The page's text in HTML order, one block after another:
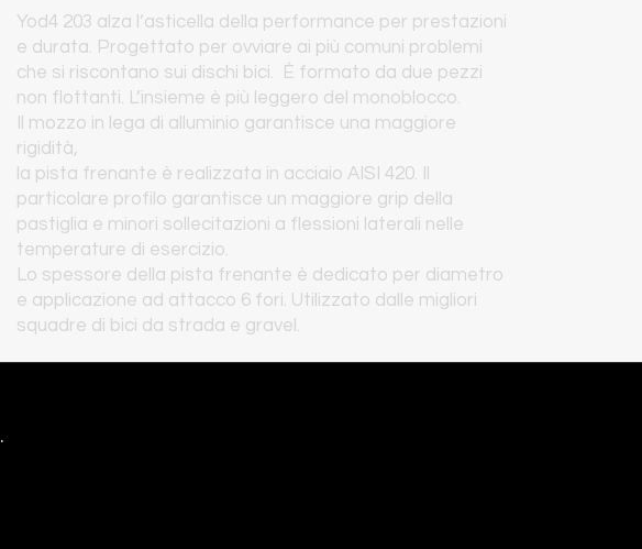
Yod4 203 alza l’asticella della performance per prestazioni
e durata. Progettato per ovviare ai più comuni problemi
che si riscontano sui dischi bici. É formato da due pezzi
non flottanti. L’insieme è più leggero del monoblocco.
Il mozzo in lega di alluminio garantisce una maggiore
rigidità,
la pista frenante è realizzata in acciaio AISI 420. Il
particolare profilo garantisce un maggiore grip della
pastiglia e minori sollecitazioni a flessioni laterali nelle
temperature di esercizio.
Lo spessore della pista frenante è dedicato per diametro
e applicazione ad attacco 6 fori. Utilizzato dalle migliori
squadre di bici da strada e gravel.
.